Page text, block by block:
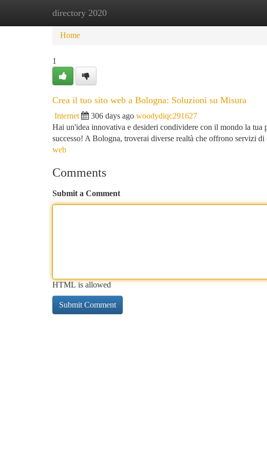
directory 2020
Home New Site Listings
Home
1
Crea il tuo sito web a Bologna: Soluzioni su Misura
Internet 306 days ago woodydiqc291627
Hai un'idea innovativa e desideri condividere con il mondo la tua
successo! A Bologna, troverai diverse realtà che offrono servizi di
web
Comments
Submit a Comment
HTML is allowed